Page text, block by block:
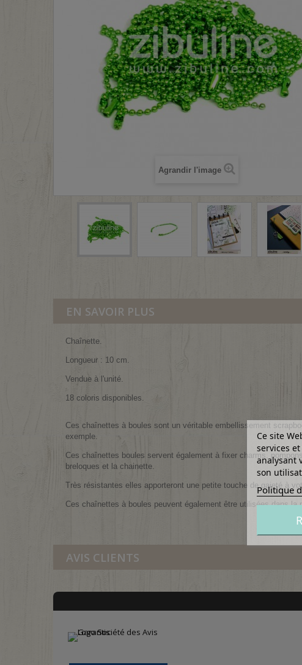
Agrandir l'image
EN SAVOIR PLUS
Chaînette.
Longueur : 10 cm.
Vendue à l'unité.
18 coloris disponibles.
Ces chaînettes à boules sont un véritable embellissement
exemple.
Ces chaînettes boules servent également à fixer charms,
breloques et la chainette.
Très résistantes elles apporteront une petite touche de gaieté à
Ces chaînettes à boules peuvent également être utilisées dans la
AVIS CLIENTS
Ce site
services
analysant
son
Politique